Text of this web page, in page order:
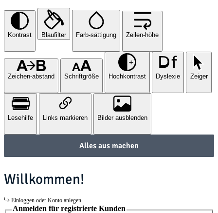
Kontrast Blaufilter Farb-sättigung Zeilen-höhe
Zeichen-abstand Schriftgröße Hochkontrast Dyslexie Zeiger
Lesehilfe Links markieren Bilder ausblenden
Alles aus machen
Willkommen!
Einloggen oder Konto anlegen.
Anmelden für registrierte Kunden